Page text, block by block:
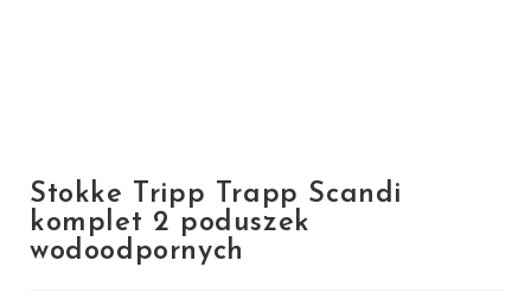
Stokke Tripp Trapp Scandi
komplet 2 poduszek
wodoodpornych